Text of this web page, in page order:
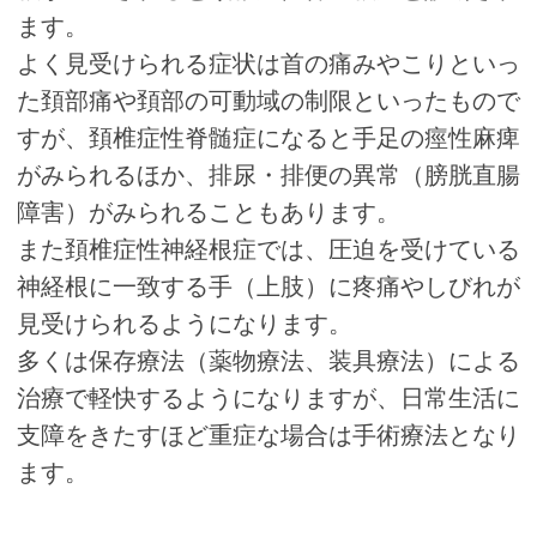
ます。
よく見受けられる症状は首の痛みやこりといっ
た頚部痛や頚部の可動域の制限といったもので
すが、頚椎症性脊髄症になると手足の痙性麻痺
がみられるほか、排尿・排便の異常（膀胱直腸
障害）がみられることもあります。
また頚椎症性神経根症では、圧迫を受けている
神経根に一致する手（上肢）に疼痛やしびれが
見受けられるようになります。
多くは保存療法（薬物療法、装具療法）による
治療で軽快するようになりますが、日常生活に
支障をきたすほど重症な場合は手術療法となり
ます。